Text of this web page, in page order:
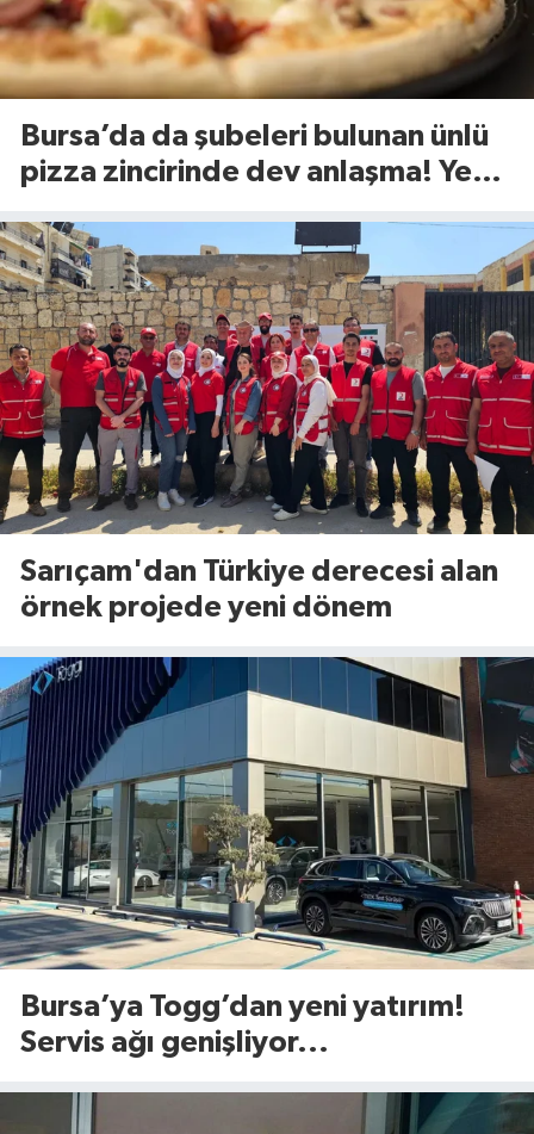
Bursa’da da şubeleri bulunan ünlü
pizza zincirinde dev anlaşma! Yeni
Sarıçam'dan Türkiye derecesi alan
örnek projede yeni dönem
Bursa’ya Togg’dan yeni yatırım!
Servis ağı genişliyor...